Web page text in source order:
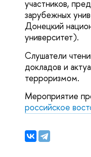
участников,
зарубежных
Донецкий
университет).
Слушатели
докладов и
терроризмом.
Мероприятие
российское